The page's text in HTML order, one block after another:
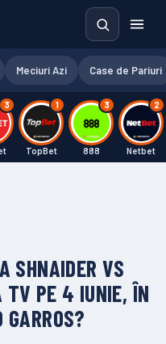
Meciuri Azi Case de Pariuri
3 1
TopBet
3
888
2
Netbet
SHNAIDER VS
TV PE 4 IUNIE, ÎN